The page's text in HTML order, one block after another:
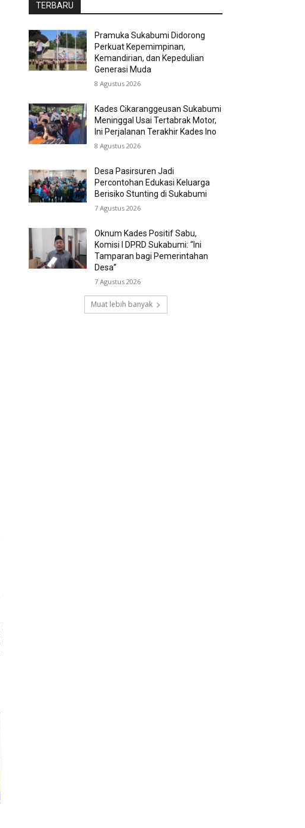
TERBARU
Pramuka Sukabumi Didorong
Perkuat Kepemimpinan,
Kemandirian, dan Kepedulian
Generasi Muda
8 Agustus 2026
Kades Cikaranggeusan Sukabumi
Meninggal Usai Tertabrak Motor,
Ini Perjalanan Terakhir Kades Ino
8 Agustus 2026
Desa Pasirsuren Jadi
Percontohan Edukasi Keluarga
Berisiko Stunting di Sukabumi
7 Agustus 2026
Oknum Kades Positif Sabu,
Komisi I DPRD Sukabumi: “Ini
Tamparan bagi Pemerintahan
Desa”
7 Agustus 2026
Muat lebih banyak